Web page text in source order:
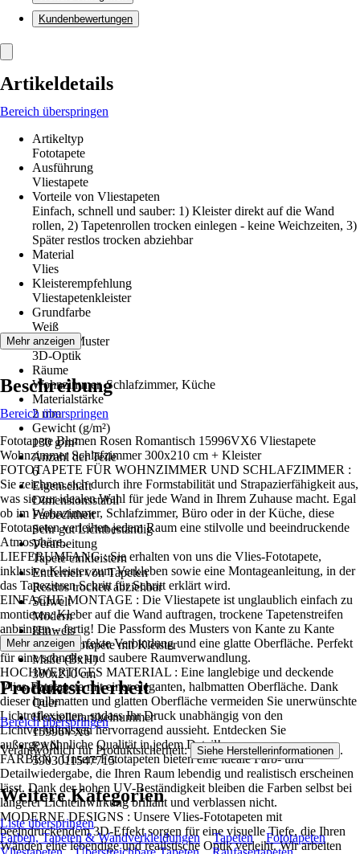
Kundenbewertungen
Artikeldetails
Bereich überspringen
Artikeltyp
Fototapete
Ausführung
Vliestapete
Vorteile von Vliestapeten
Einfach, schnell und sauber: 1) Kleister direkt auf die Wand
rollen, 2) Tapetenrollen trocken einlegen - keine Weichzeiten, 3)
Später restlos trocken abziehbar
Material
Vlies
Kleisterempfehlung
Vliestapetenkleister
Grundfarbe
Weiß
Dekor / Muster
3D-Optik
Räume
Wohnzimmer, Schlafzimmer, Küche
Materialstärke
2 mm
Gewicht (g/m²)
130 g/m²
Anzahl der Teile
6
Eigenschaft
Dimensionsstabil
Farbechtheit
Sehr gut Lichtbeständig
Verarbeitung
Tapete einkleistern
Entfernen von Tapeten
Restlos trocken abziehbar
Stilwelt
Modern
Hinweis
Vlies Fototapete mit Kleister
Maße (BxH)
300x210 cm
Format
Quer
Herstellerartikelnummer
15996VX6
EAN
5903011547715
Mehr anzeigen
Beschreibung
Bereich überspringen
Fototapete Blumen Rosen Romantisch 15996VX6 Vliestapete
Wohnzimmer Schlafzimmer 300x210 cm + Kleister
FOTOTAPETE FÜR WOHNZIMMER UND SCHLAFZIMMER :
Sie zeichnen sich durch ihre Formstabilität und Strapazierfähigkeit aus,
was sie zur idealen Wahl für jede Wand in Ihrem Zuhause macht. Egal
ob im Wohnzimmer, Schlafzimmer, Büro oder in der Küche, diese
Fototapeten verleihen jedem Raum eine stilvolle und beeindruckende
Atmosphäre..
LIEFERUMFANG : Sie erhalten von uns die Vlies-Fototapete,
inklusive Kleister zum Verkleben sowie eine Montageanleitung, in der
das Tapezieren Schritt für Schritt erklärt wird.
EINFACHE MONTAGE : Die Vliestapete ist unglaublich einfach zu
montieren: Kleber auf die Wand auftragen, trockene Tapetenstreifen
anbringen – fertig! Die Passform des Musters von Kante zu Kante
sorgt für eine perfekte Verbindung und eine glatte Oberfläche. Perfekt
für eine schnelle und saubere Raumverwandlung.
HOCHWERTIGES MATERIAL : Eine langlebige und deckende
Vlies-Fototapete mit einer eleganten, halbmatten Oberfläche. Dank
dieser halbmatten und glatten Oberfläche vermeiden Sie unerwünschte
Lichtreflexionen, sodass Ihr Druck unabhängig von den
Lichtverhältnissen hervorragend aussieht. Entdecken Sie
außergewöhnliche Qualität in jedem Detail!
FARBEN : Unsere Fototapeten bieten eine ideale Farb- und
Detailwiedergabe, die Ihren Raum lebendig und realistisch erscheinen
lässt. Dank der hohen UV-Beständigkeit bleiben die Farben selbst bei
längerer Lichteinwirkung brillant und verblassen nicht.
MODERNE DESIGNS : Unsere Vlies-Fototapeten mit
beeindruckendem 3D-Effekt sorgen für eine visuelle Tiefe, die Ihren
Wänden eine lebendige und realistische Optik verleiht. Wir arbeiten
Mehr anzeigen
Produktsicherheit
Bereich überspringen
Verantwortlich für Produktsicherheit: Siehe Herstellerinformationen .
Weitere Kategorien
Liste überspringen
Farben, Tapeten & Wandverkleidungen
Tapeten
Fototapeten